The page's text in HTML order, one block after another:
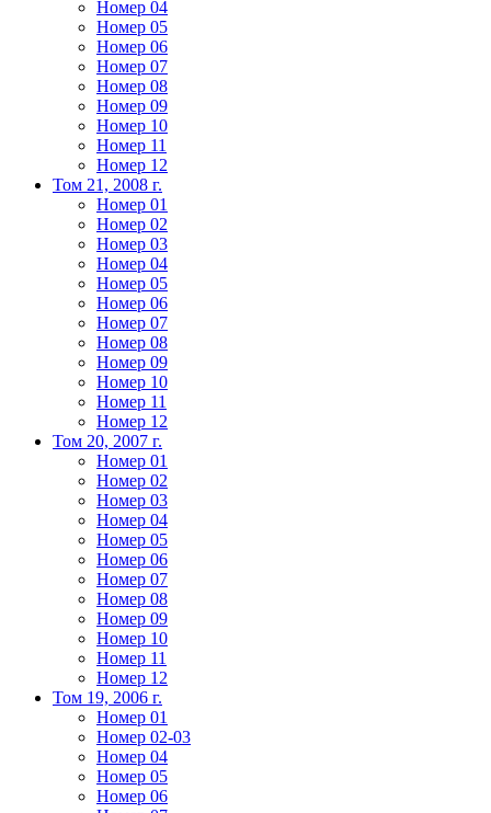
Номер 04
Номер 05
Номер 06
Номер 07
Номер 08
Номер 09
Номер 10
Номер 11
Номер 12
Том 21, 2008 г.
Номер 01
Номер 02
Номер 03
Номер 04
Номер 05
Номер 06
Номер 07
Номер 08
Номер 09
Номер 10
Номер 11
Номер 12
Том 20, 2007 г.
Номер 01
Номер 02
Номер 03
Номер 04
Номер 05
Номер 06
Номер 07
Номер 08
Номер 09
Номер 10
Номер 11
Номер 12
Том 19, 2006 г.
Номер 01
Номер 02-03
Номер 04
Номер 05
Номер 06